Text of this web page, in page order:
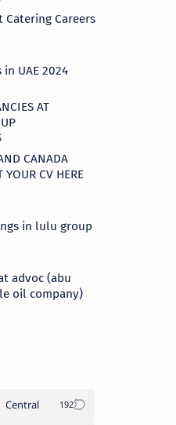
Catering Careers
UAE 2024
AT
CANADA
CV HERE
in lulu group
advoc (abu
oil company)
Central